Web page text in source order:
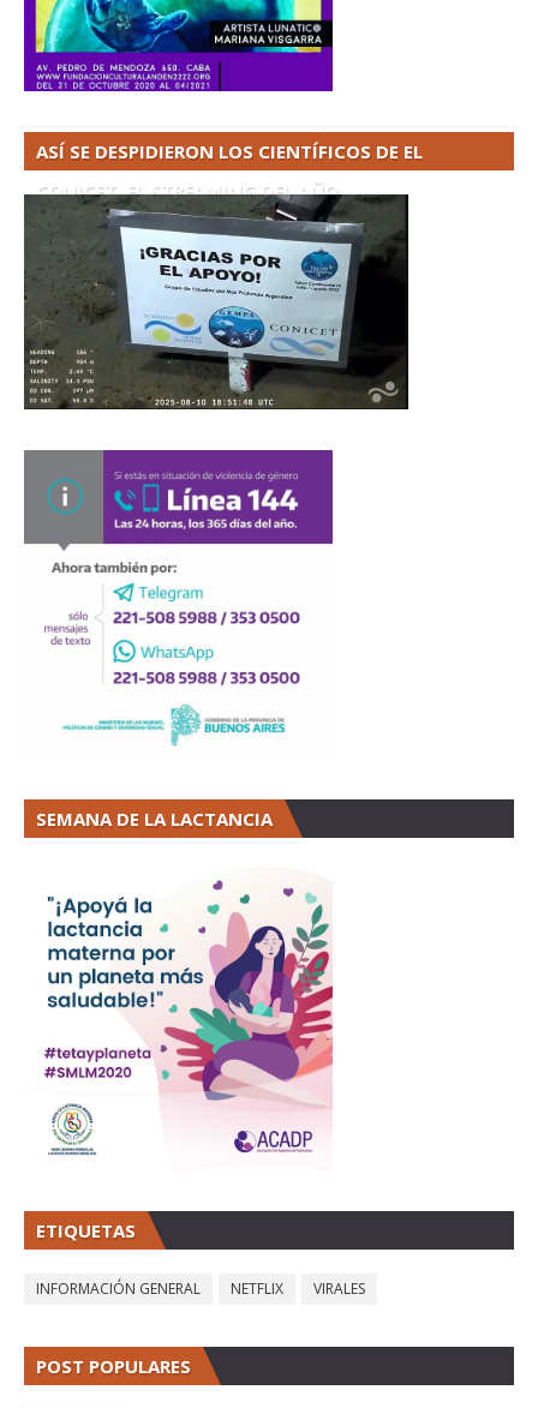
ASÍ SE DESPIDIERON LOS CIENTÍFICOS DE EL
CONICET. EL STREAMING DEL AÑO
SEMANA DE LA LACTANCIA
ETIQUETAS
INFORMACIÓN GENERAL NETFLIX VIRALES
POST POPULARES